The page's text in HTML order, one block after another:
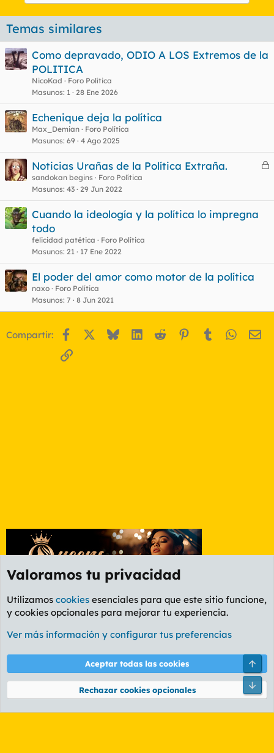
Temas similares
Como depravado, ODIO A LOS Extremos de la
POLITICA
NicoKad
Foro Política
Masunos 1 28 Ene 2026
Echenique deja la política
Max_Demian
Foro Política
Masunos 69 4 Ago 2025
C
r
Noticias Urañas de la Política Extraña.
sandokan begins
Foro Política
Masunos 43 29 Jun 2022
Cuando la ideología y la política lo impregna
todo
felicidad patética
Foro Política
Masunos 21 17 Ene 2022
El poder del amor como motor de la política
naxo
Foro Política
Masunos 7 8 Jun 2021
Compartir: Facebook BlueskyLinkedIn
Reddit Pinterest
Tumblr
Enlace
Foro General
Cookies
PL OLDSTYLE AMARILLO
Términos y reglas Política de privacidad Ayuda
Community platform by XenForo® © 2010-2026 XenForo Ltd.
Valoramos tu privacidad
Utilizamos cookies esenciales para que este sitio funcione,
y cookies opcionales para mejorar tu experiencia.
Ver más información y configurar tus preferencias
Aceptar todas las cookies
Rechazar cookies opcionales
Pie